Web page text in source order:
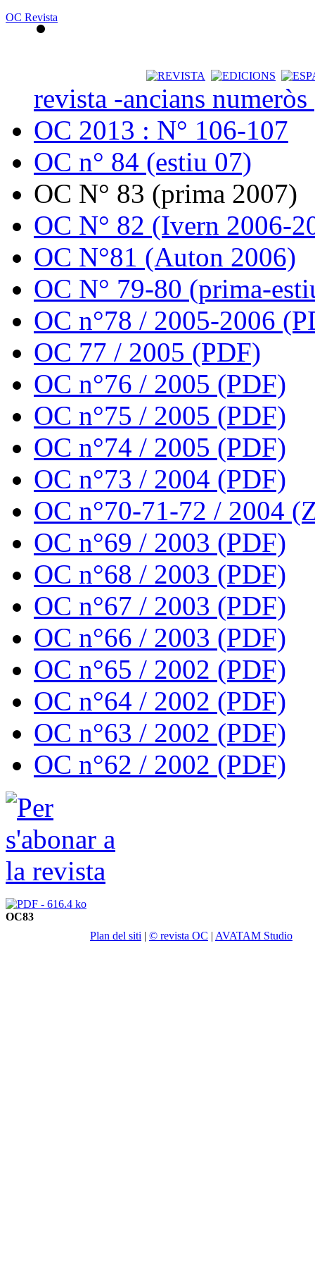
OC Revista
revista -ancians
OC 2013 : N° 106-107
OC n° 84 (estiu 07)
OC N° 83 (prima 2007)
OC N° 82 (Ivern 2006-
OC N°81 (Auton 2006)
OC N° 79-80 (prima-
OC n°78 / 2005-2006
OC 77 / 2005 (PDF)
OC n°76 / 2005 (PDF)
OC n°75 / 2005 (PDF)
OC n°74 / 2005 (PDF)
OC n°73 / 2004 (PDF)
OC n°70-71-72 / 2004
OC n°69 / 2003 (PDF)
OC n°68 / 2003 (PDF)
OC n°67 / 2003 (PDF)
OC n°66 / 2003 (PDF)
OC n°65 / 2002 (PDF)
OC n°64 / 2002 (PDF)
OC n°63 / 2002 (PDF)
OC n°62 / 2002 (PDF)
OC83
Plan del siti | © revista OC | AVATAM Studio